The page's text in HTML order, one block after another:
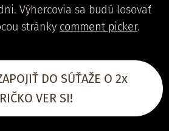
Výhercovia sa budú losovať
stránky comment picker.
DO SÚŤAŽE O 2x
VER SI!